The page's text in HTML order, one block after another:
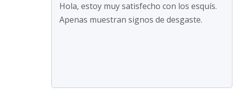
Hola, estoy muy satisfecho con los esquís.
Apenas muestran signos de desgaste.